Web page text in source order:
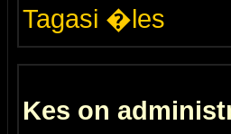
Tagasi �les
Kes on